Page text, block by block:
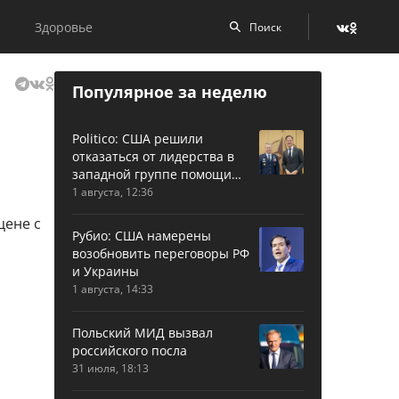
Здоровье
Популярное за неделю
Politico: США решили
отказаться от лидерства в
западной группе помощи
Украине
1 августа, 12:36
Рубио: США намерены
возобновить переговоры РФ
и Украины
1 августа, 14:33
Польский МИД вызвал
российского посла
31 июля, 18:13